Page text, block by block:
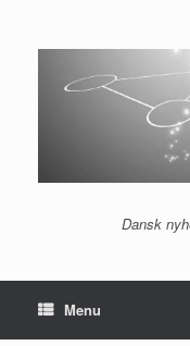
indhold
Dansk
Menu